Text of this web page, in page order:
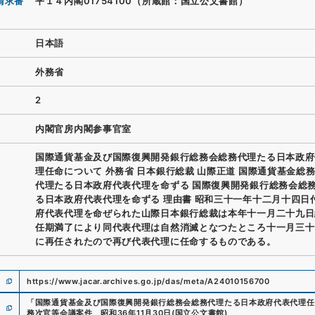
日本語
外務省
2
内閣官房内閣参事官室
国際通貨基金及び国際復興開発銀行総務会総務代理たる日本政
理任命について 外務省 日本銀行総裁 山際正道 国際通貨基金総
代理たる日本政府代表代理を命ずる 国際復興開発銀行総務会総
る日本政府代表代理を命ずる 理由書 昭和三十一年十二月十四日
府代表代理を命ぜられた山際日本銀行総裁は本年十一月二十九
任期満了により同代表代理は自然消滅となつたところ十一月三
に再任されたので再び代表代理に任命するものである。
https://www.jacar.archives.go.jp/das/meta/A24010156700
「 国際通貨基金及び国際復興開発銀行総務会総務代理たる日本政府代表代理
務次官等会議案件 昭和36年11月30日 ( 国立公文書館)